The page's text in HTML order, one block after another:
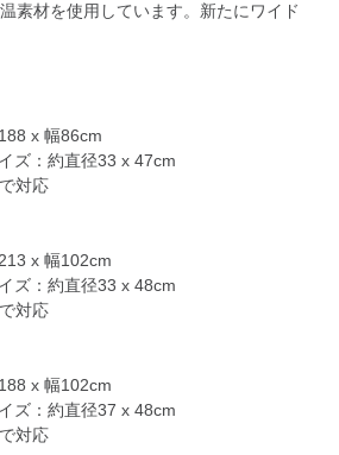
素材を使用しています。新たにワイド
x 幅86cm
ズ：約直径33 x 47cm
対応
x 幅102cm
ズ：約直径33 x 48cm
対応
x 幅102cm
ズ：約直径37 x 48cm
対応